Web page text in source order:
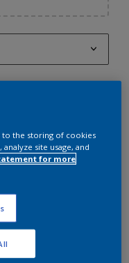
to the storing of cookies
site usage, and
for more